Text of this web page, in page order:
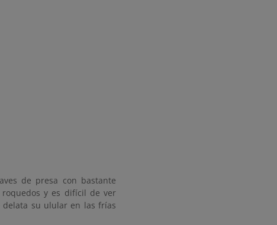
de presa con bastante
y es difícil de ver
delata su ulular en las frías